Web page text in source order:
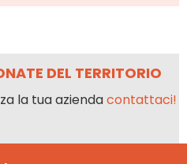
DEL TERRITORIO
la tua aziendacontattaci!